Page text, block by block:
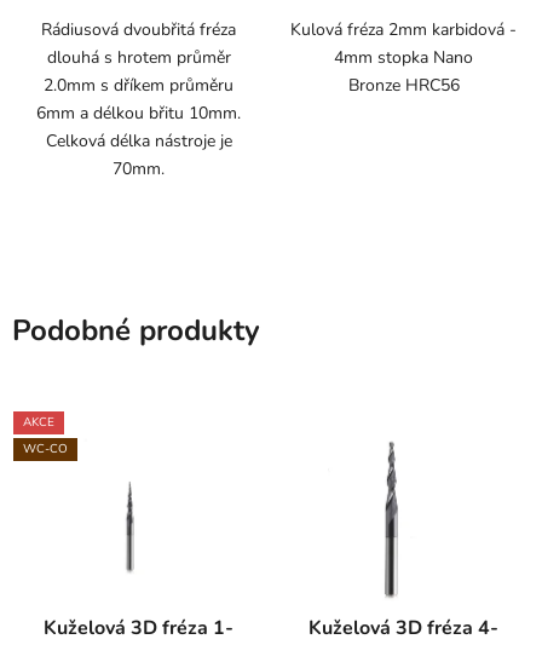
Rádiusová dvoubřitá fréza
dlouhá s hrotem průměr
2.0mm s dříkem průměru
6mm a délkou břitu 10mm.
Celková délka nástroje je
70mm.
Kulová fréza 2mm karbidová -
4mm stopka Nano
Bronze HRC56
Podobné produkty
AKCE
WC-CO
Kuželová 3D fréza 1-
Kuželová 3D fréza 4-